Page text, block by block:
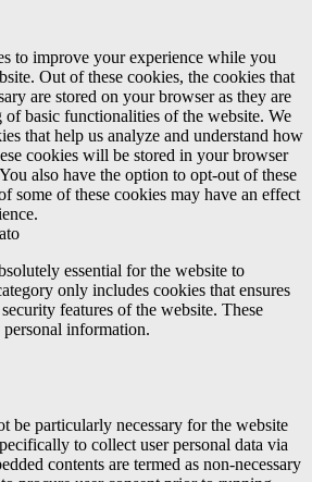
to improve your experience while you
Out of these cookies, the cookies that
are stored on your browser as they are
basic functionalities of the website. We
that help us analyze and understand how
cookies will be stored in your browser
also have the option to opt-out of these
some of these cookies may have an effect
essential for the website to
only includes cookies that ensures
features of the website. These
information.
be particularly necessary for the website
to collect user personal data via
contents are termed as non-necessary